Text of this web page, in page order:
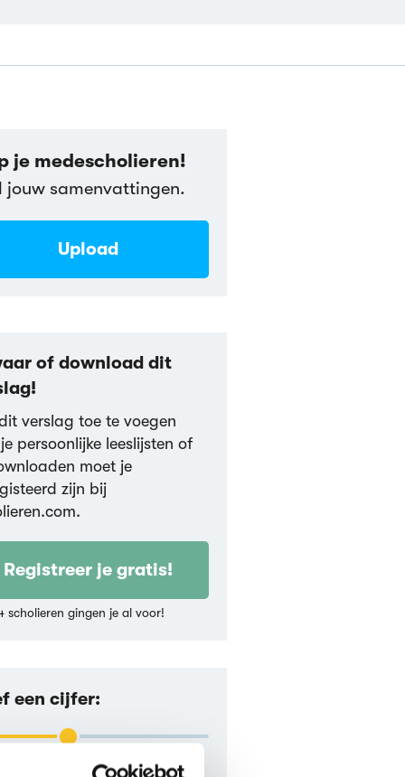
je medescholieren!
jouw samenvattingen.
Upload
of download dit
verslag toe te voegen
persoonlijke leeslijsten of
moet je
zijn bij
Registreer je gratis!
scholieren gingen je al voor!
een cijfer: